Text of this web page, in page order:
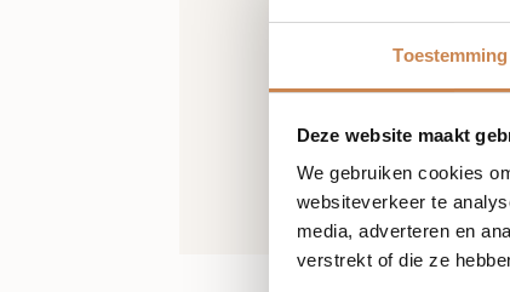
Toestemming
Deze website maakt
We gebruiken cookies
websiteverkeer te
media, adverteren en
verstrekt of die ze